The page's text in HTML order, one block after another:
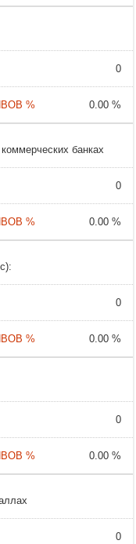
0
0.00 %
банках
0
0.00 %
0
0.00 %
0
0.00 %
0